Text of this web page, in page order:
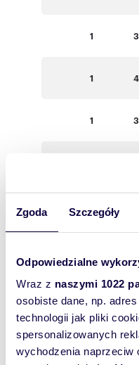
Zgoda Szczegóły
Odpowiedzialne
Wraz z naszymi 1022
osobiste dane, np.
technologii jak pliki
spersonalizowanych
wychodzenia naprzeciw
1 3
1 4
1 3
2 2
2 2